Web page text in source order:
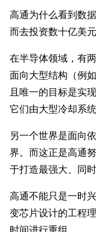
高通为什么看到数
而去投资数十亿美
在半导体领域，有
面向大型结构（例
且唯一的目标是实
它们由大型冷却系
另一个世界是面向
界。而这正是高通
于打造最强大、同
高通不能只是一时
变芯片设计的工程
时间进行重组。